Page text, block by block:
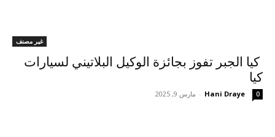
غير مصنف
كيا الجبر تفوز بجائزة الوكيل البلاتيني لسيارات
كيا
Hani Draye
- مارس 9, 2025 0